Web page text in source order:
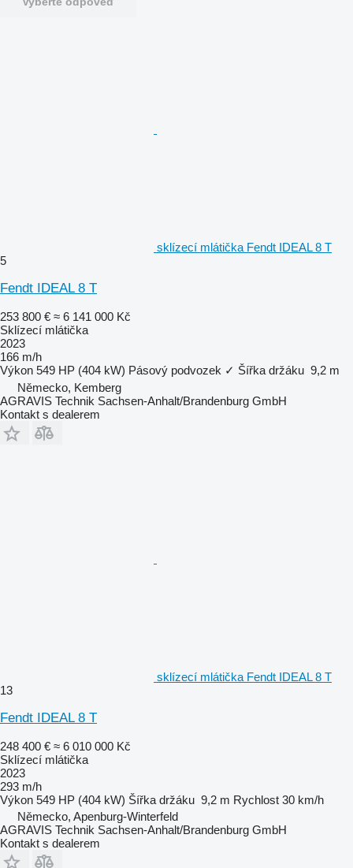
sklízecí mlátička Fendt IDEAL 8 T
5
Fendt IDEAL 8 T
253 800 € ≈ 6 141 000 Kč
Sklízecí mlátička
2023
166 m/h
Výkon 549 HP (404 kW) Pásový podvozek ✓ Šířka držáku 9,2 m
Německo, Kemberg
AGRAVIS Technik Sachsen-Anhalt/Brandenburg GmbH
Kontakt s dealerem
sklízecí mlátička Fendt IDEAL 8 T
13
Fendt IDEAL 8 T
248 400 € ≈ 6 010 000 Kč
Sklízecí mlátička
2023
293 m/h
Výkon 549 HP (404 kW) Šířka držáku 9,2 m Rychlost 30 km/h
Německo, Apenburg-Winterfeld
AGRAVIS Technik Sachsen-Anhalt/Brandenburg GmbH
Kontakt s dealerem